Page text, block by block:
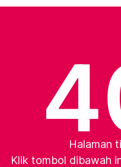
Halaman
Klik tombol dibawah